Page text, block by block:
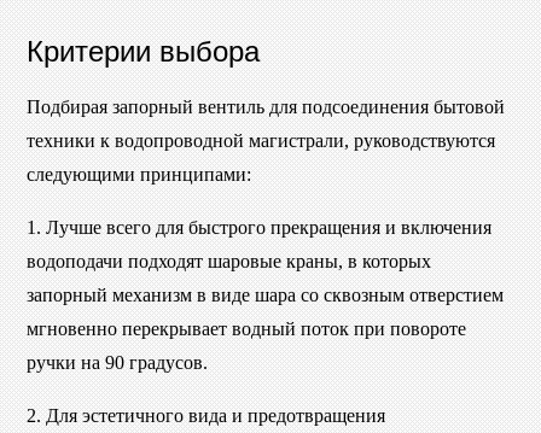
Критерии выбора
Подбирая запорный вентиль для подсоединения бытовой
техники к водопроводной магистрали, руководствуются
следующими принципами:
1. Лучше всего для быстрого прекращения и включения
водоподачи подходят шаровые краны, в которых
запорный механизм в виде шара со сквозным отверстием
мгновенно перекрывает водный поток при повороте
ручки на 90 градусов.
2. Для эстетичного вида и предотвращения